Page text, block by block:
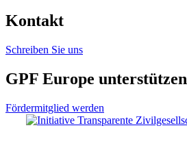
Kontakt
Schreiben Sie uns
GPF Europe unterstützen
Fördermitglied werden